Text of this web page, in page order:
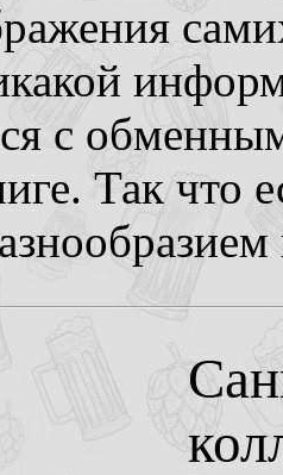
с
Так что